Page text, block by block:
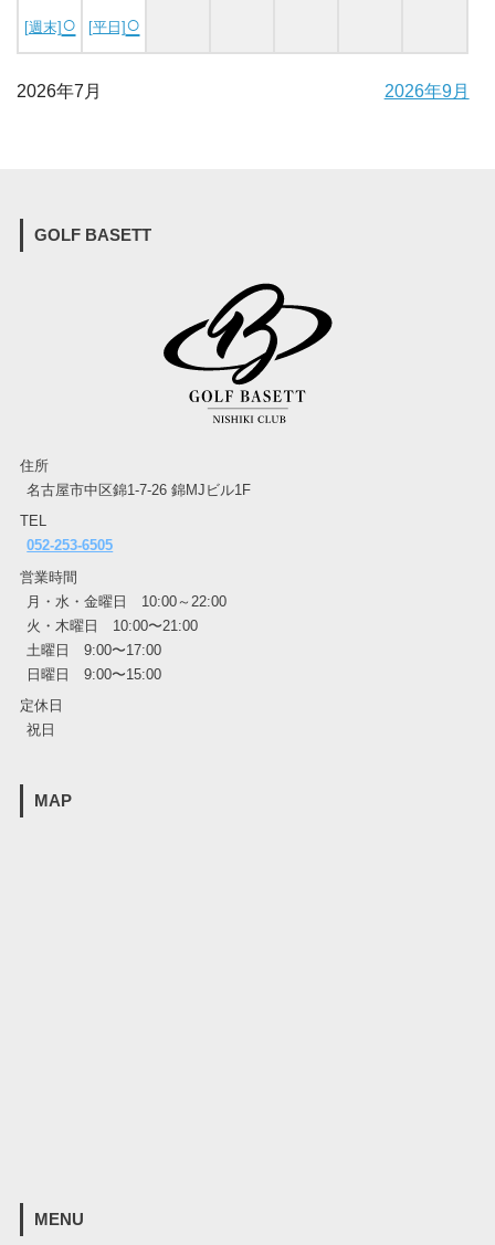
[週末] ○ [平日] ○
2026年7月 2026年9月
GOLF BASETT
住所
名古屋市中区錦1-7-26 錦MJビル1F
TEL
052-253-6505
営業時間
月・水・金曜日 10:00～22:00
火・木曜日 10:00〜21:00
土曜日 9:00〜17:00
日曜日 9:00〜15:00
定休日
祝日
MAP
MENU